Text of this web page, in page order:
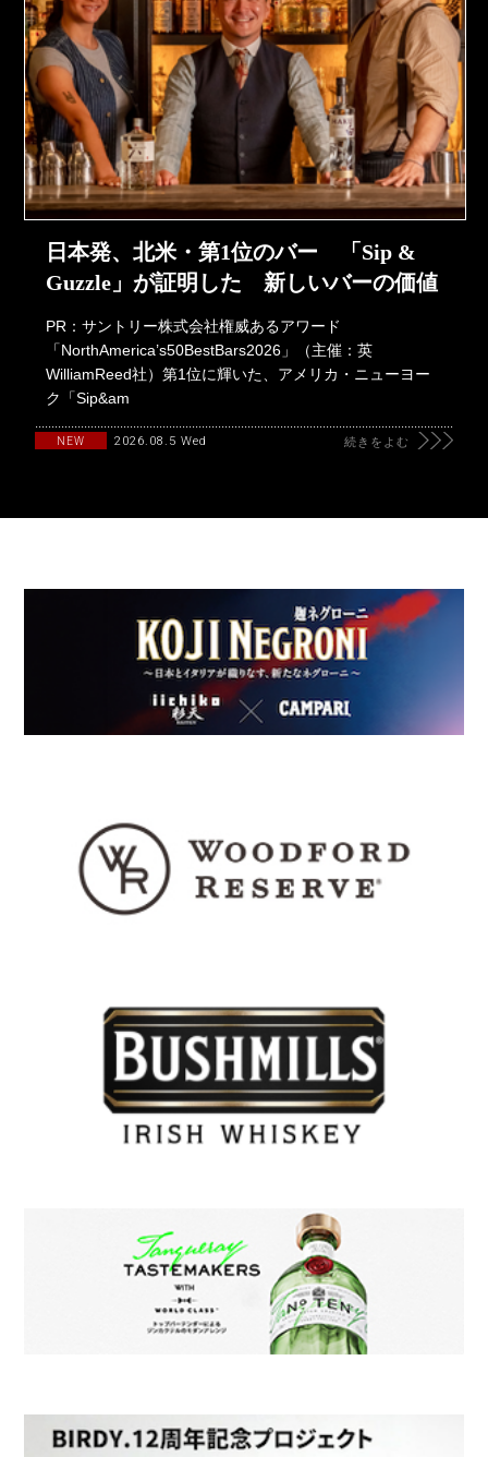
日本発、北米・第1位のバー 「Sip &
Guzzle」が証明した 新しいバーの価値
PR：サントリー株式会社権威あるアワード
「NorthAmerica’s50BestBars2026」（主催：英
WilliamReed社）第1位に輝いた、アメリカ・ニューヨー
ク「Sip&am
NEW 2026.08.5 Wed 続きをよむ